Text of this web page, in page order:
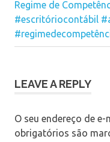
Next
Post:
Regime de
#escritóriocontábil
LEAVE A REPLY
O seu endereço de
obrigatórios são